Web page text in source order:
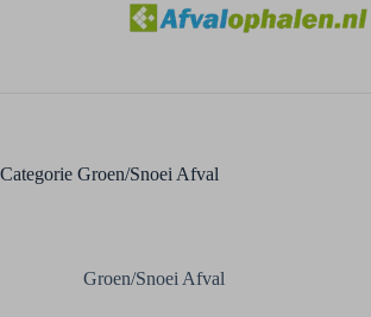
Categorie Groen/Snoei Afval
Groen/Snoei Afval